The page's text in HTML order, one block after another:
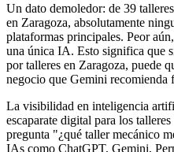
Un dato demoledor: de 39
en Zaragoza, absolutamente
plataformas principales. Peor
una única IA. Esto significa que
por talleres en Zaragoza, puede
negocio que Gemini recomienda
La visibilidad en inteligencia
escaparate digital para los
pregunta "¿qué taller mecánico
IAs como ChatGPT, Gemini,